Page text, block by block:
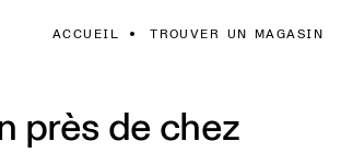
ACCUEIL TROUVER UN MAGASIN
près de chez